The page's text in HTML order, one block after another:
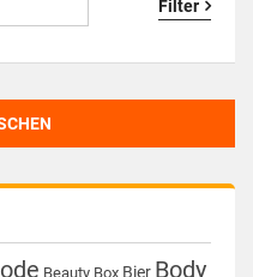
Filter
Beauty Box Bier Body